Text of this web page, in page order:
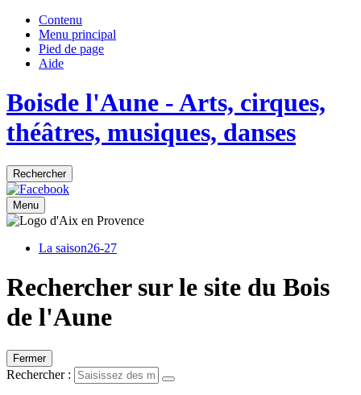
Contenu
Menu principal
Pied de page
Aide
Boisde l'Aune - Arts, cirques,
théâtres, musiques, danses
Rechercher
Menu
La saison26-27
Rechercher sur le site du Bois
de l'Aune
Fermer
Rechercher :